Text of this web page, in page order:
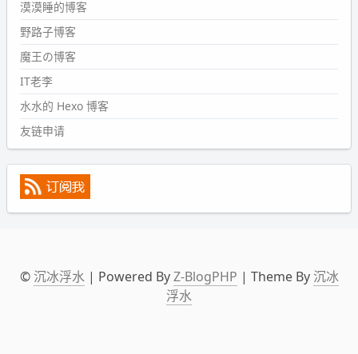
2024-09-09 19:43:00
#PubWord
表，21 年 11 月底发现 B 站上线了这部，直到前几天才看
完，还是分两次看的。。接下来有五项是 2019 年的，都是
电影 —— 略长的待办列表。。
漠漠睡的博客
野路子博客
魔王の博客
IT老李
水水的 Hexo 博客
友链申请
© 沉冰浮水| Powered ByZ-BlogPHP | Theme By 沉冰
浮水